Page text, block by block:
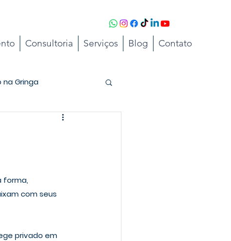
Consultoria Serviços Blog Contato
na Gringa
forma,
com seus
privado em